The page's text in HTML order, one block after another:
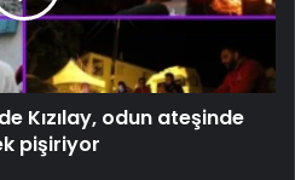
Kızılay, odun ateşinde
pişiriyor